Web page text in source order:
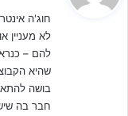
פצע אחד פתוח נושא על
בחוג'ה אינטרסנט
לא מעניין
להם –
שהיא
בושה
חבר בה